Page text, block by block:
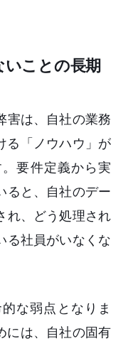
ことの長期
害は、自社の業務
る「ノウハウ」が
要件定義から実
ると、自社のデー
れ、どう処理され
る社員がいなくな
な弱点となりま
には、自社の固有